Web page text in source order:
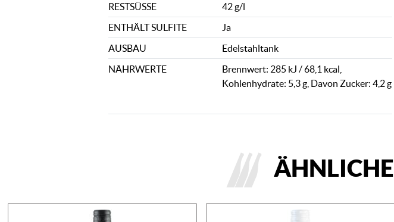
RESTSÜSSE
42 g/l
ENTHÄLT SULFITE
Ja
AUSBAU
Edelstahltank
NÄHRWERTE
Brennwert: 285 kJ / 68,1 kcal,
Kohlenhydrate: 5,3 g, Davon Zucker: 4,2 g
ÄHNLICHE